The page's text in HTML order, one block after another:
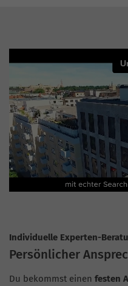
Individuelle Experten-
Persönlicher
Du bekommst einen festen